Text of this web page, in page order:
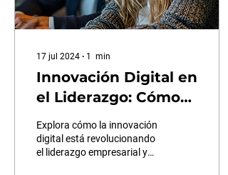
17 jul 2024 ∙ 1 min
Innovación Digital en
el Liderazgo: Cómo
Transformar tu
Empresa para el
Futuro
Explora cómo la innovación
digital está revolucionando
el liderazgo empresarial y